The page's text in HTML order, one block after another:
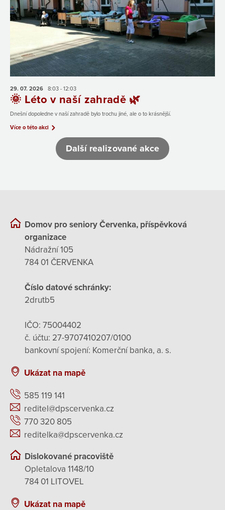
29. 07. 2026 8:03 - 12:03
🌞 Léto v naší zahradě 🌿
Dnešní dopoledne v naší zahradě bylo trochu jiné, ale o to krásnější.
Více o této akci
Další realizované akce
Domov pro seniory Červenka, příspěvková
organizace
Nádražní 105
784 01 ČERVENKA
Číslo datové schránky:
2drutb5
IČO: 75004402
č. účtu: 27-9707410207/0100
bankovní spojení: Komerční banka, a. s.
Ukázat na mapě
585 119 141
reditel@dpscervenka.cz
770 320 805
reditelka@dpscervenka.cz
Dislokované pracoviště
Opletalova 1148/10
784 01 LITOVEL
Ukázat na mapě